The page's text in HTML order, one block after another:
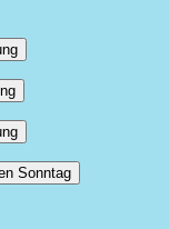
Sonntag